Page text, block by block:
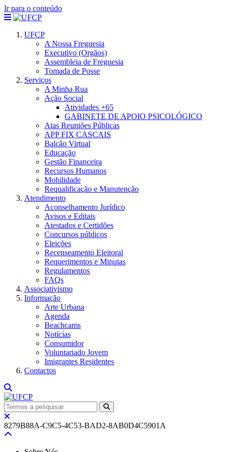
Ir para o conteúdo
UFCP
A Nossa Freguesia
Executivo (Orgãos)
Assembleia de Freguesia
Tomada de Posse
Serviços
A Minha Rua
Ação Social
Atividades +65
GABINETE DE APOIO PSICOLÓGICO
Atas Reuniões Públicas
APP FIX CASCAIS
Balcão Virtual
Educação
Gestão Financeira
Recursos Humanos
Mobilidade
Requalificação e Manutenção
Atendimento
Aconselhamento Jurídico
Avisos e Editais
Atestados e Certidões
Concursos públicos
Eleições
Recenseamento Eleitoral
Requerimentos e Minutas
Regulamentos
FAQs
Associativismo
Informação
Arte Urbana
Agenda
Beachcams
Notícias
Consumidor
Voluntariado Jovem
Imigrantes Residentes
Contactos
8279B88A-C9C5-4C53-BAD2-8AB0D4C5901A